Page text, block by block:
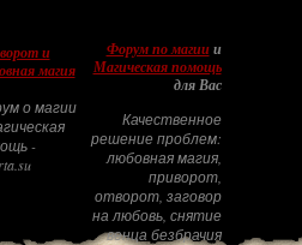
и
магия
о магии
-
Форум по магиии
Магическая помощь
для Вас
Качественное
решение проблем:
любовная магия,
приворот,
отворот, заговор
на любовь, снятие
венца безбрачия